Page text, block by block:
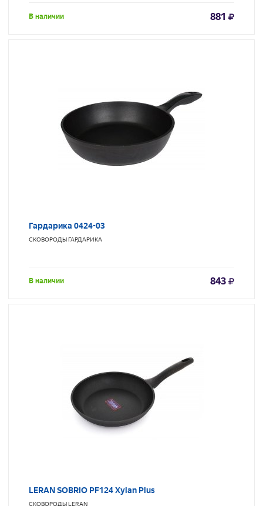
В наличии 881
Гардарика 0424-03
СКОВОРОДЫГАРДАРИКА
В наличии 843
LERAN SOBRIO PF124 Xylan Plus
СКОВОРОДЫLERAN